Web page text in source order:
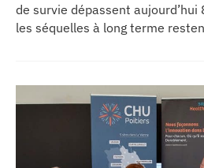
de survie dépassent
les séquelles à long terme
l’Oncopole Claudius Regaud et
lancent CIRCLE, un centre de
dédié aux cancers pédiatriques.